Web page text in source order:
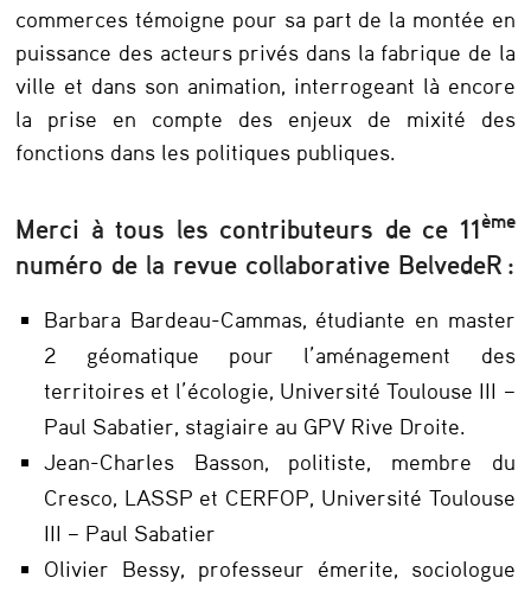
commerces témoigne pour sa part de la montée en
puissance des acteurs privés dans la fabrique de la
ville et dans son animation, interrogeant là encore
la prise en compte des enjeux de mixité des
fonctions dans les politiques publiques.
Merci à tous les contributeurs de ce 11ème
numéro de la revue collaborative BelvedeR :
Barbara Bardeau-Cammas, étudiante en master
2 géomatique pour l’aménagement des
territoires et l’écologie, Université Toulouse III –
Paul Sabatier, stagiaire au GPV Rive Droite.
Jean-Charles Basson, politiste, membre du
Cresco, LASSP et CERFOP, Université Toulouse
III – Paul Sabatier
Olivier Bessy, professeur émerite, sociologue